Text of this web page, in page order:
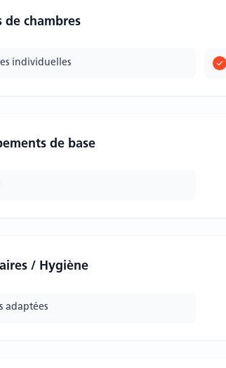
de chambres
individuelles
de base
/ Hygiène
adaptées